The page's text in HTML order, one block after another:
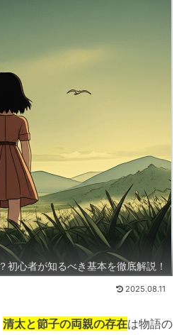
初心者が知るべき基本を徹底解説！
2025.08.11
清太と節子の両親の存在は物語の